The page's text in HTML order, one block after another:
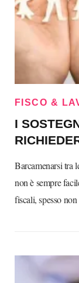
FISCO &
I
Barcamenarsi tra
non è sempre
fiscali, spesso